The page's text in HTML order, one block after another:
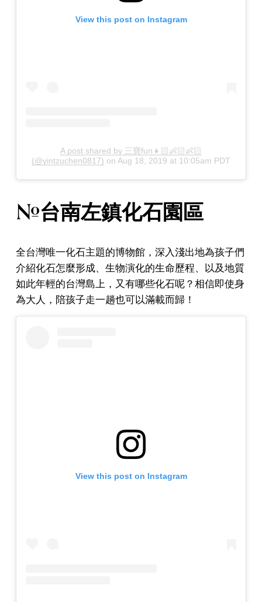
View this post on Instagram
A post shared by 三寶fun👧🏻👶🏻👶🏻
(@yintzuchen0817) on Aug 18, 2019 at 10:05am PDT
#台南左鎮化石園區
全台灣唯一化石主題的博物館，深入淺出地為孩子們
介紹化石怎麼形成、生物演化的生命歷程、以及地質
如此年輕的台灣島上，又有哪些化石呢？相信即使身
為大人，陪孩子走一趟也可以滿載而歸！
View this post on Instagram